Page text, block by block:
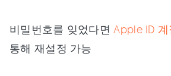
비밀번호를 잊었다면Apple ID
통해 재설정 가능